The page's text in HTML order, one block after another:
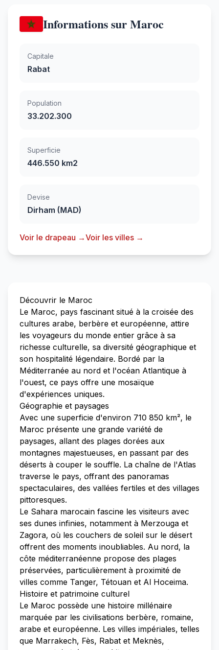
Informations sur Maroc
Capitale
Rabat
Population
33.202.300
Superficie
446.550 km2
Devise
Dirham (MAD)
Voir le drapeau →Voir les villes →
Découvrir le Maroc
Le Maroc, pays fascinant situé à la croisée des
cultures arabe, berbère et européenne, attire
les voyageurs du monde entier grâce à sa
richesse culturelle, sa diversité géographique et
son hospitalité légendaire. Bordé par la
Méditerranée au nord et l'océan Atlantique à
l'ouest, ce pays offre une mosaïque
d'expériences uniques.
Géographie et paysages
Avec une superficie d'environ 710 850 km², le
Maroc présente une grande variété de
paysages, allant des plages dorées aux
montagnes majestueuses, en passant par des
déserts à couper le souffle. La chaîne de l'Atlas
traverse le pays, offrant des panoramas
spectaculaires, des vallées fertiles et des villages
pittoresques.
Le Sahara marocain fascine les visiteurs avec
ses dunes infinies, notamment à Merzouga et
Zagora, où les couchers de soleil sur le désert
offrent des moments inoubliables. Au nord, la
côte méditerranéenne propose des plages
préservées, particulièrement à proximité de
villes comme Tanger, Tétouan et Al Hoceima.
Histoire et patrimoine culturel
Le Maroc possède une histoire millénaire
marquée par les civilisations berbère, romaine,
arabe et européenne. Les villes impériales, telles
que Marrakech, Fès, Rabat et Meknès,